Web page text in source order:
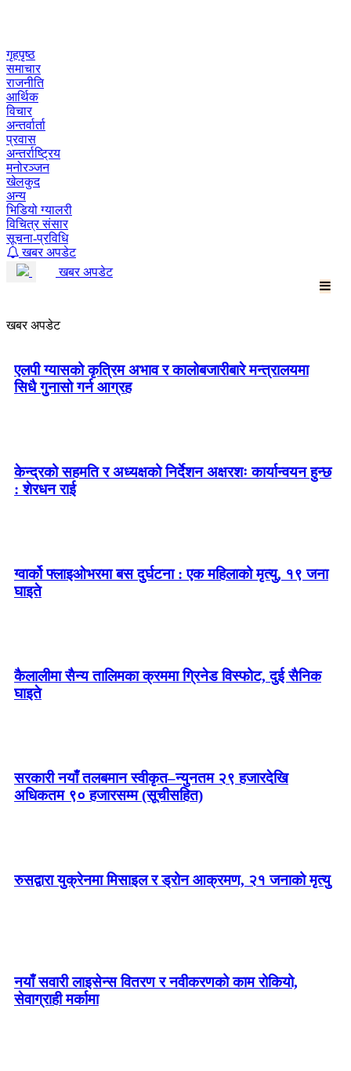
गृहपृष्ठ
समाचार
राजनीति
आर्थिक
विचार
अन्तर्वार्ता
प्रवास
अन्तर्राष्ट्रिय
मनोरञ्जन
खेलकुद
अन्य
भिडियो ग्यालरी
विचित्र संसार
सूचना-प्रविधि
खबर अपडेट
खबर अपडेट
खबर अपडेट
एलपी ग्यासको कृत्रिम अभाव र कालोबजारीबारे मन्त्रालयमा
सिधै गुनासो गर्न आग्रह
केन्द्रको सहमति र अध्यक्षको निर्देशन अक्षरशः कार्यान्वयन हुन्छ
: शेरधन राई
ग्वार्को फ्लाइओभरमा बस दुर्घटना : एक महिलाको मृत्यु, १९ जना
घाइते
कैलालीमा सैन्य तालिमका क्रममा ग्रिनेड विस्फोट, दुई सैनिक
घाइते
सरकारी नयाँ तलबमान स्वीकृत–न्युनतम २९ हजारदेखि
अधिकतम ९० हजारसम्म (सूचीसहित)
रुसद्वारा युक्रेनमा मिसाइल र ड्रोन आक्रमण, २१ जनाको मृत्यु
नयाँ सवारी लाइसेन्स वितरण र नवीकरणको काम रोकियो,
सेवाग्राही मर्कामा